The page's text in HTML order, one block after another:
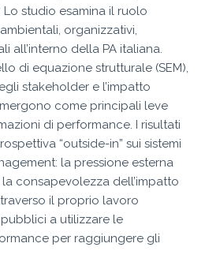
studio esamina il ruolo
organizzativi,
all’interno della PA italiana.
di equazione strutturale (SEM),
stakeholder e l’impatto
come principali leve
di performance. I risultati
“outside-in” sui sistemi
la pressione esterna
consapevolezza dell’impatto
il proprio lavoro
a utilizzare le
per raggiungere gli